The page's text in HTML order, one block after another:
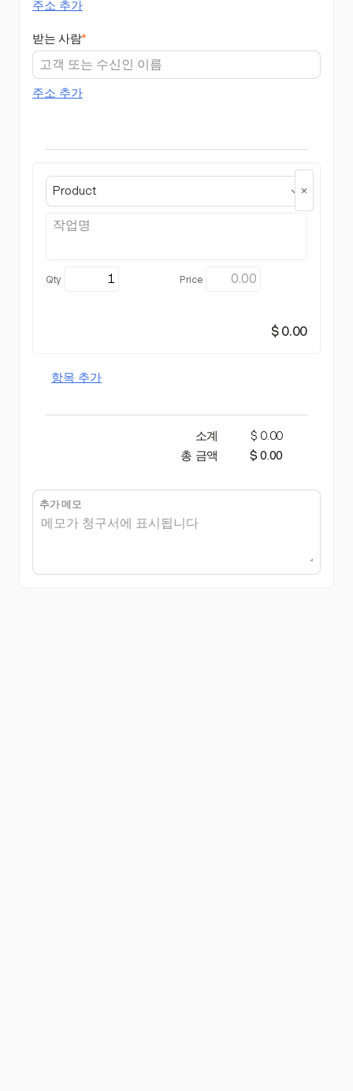
주소 추가
받는 사람*
주소 추가
Product
$ 0.00
항목 추가
소계
$ 0.00
총 금액
$ 0.00
추가 메모